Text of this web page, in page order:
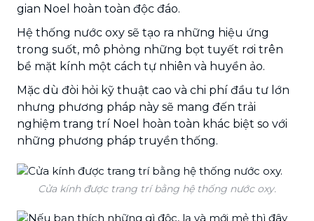
gian Noel hoàn toàn độc đáo.
Hệ thống nước oxy sẽ tạo ra những hiệu ứng
trong suốt, mô phỏng những bọt tuyết rơi trên
bề mặt kính một cách tự nhiên và huyền ảo.
Mặc dù đòi hỏi kỹ thuật cao và chi phí đầu tư lớn
nhưng phương pháp này sẽ mang đến trải
nghiệm trang trí Noel hoàn toàn khác biệt so với
những phương pháp truyền thống.
Cửa kính được trang trí bằng hệ thống nước oxy.